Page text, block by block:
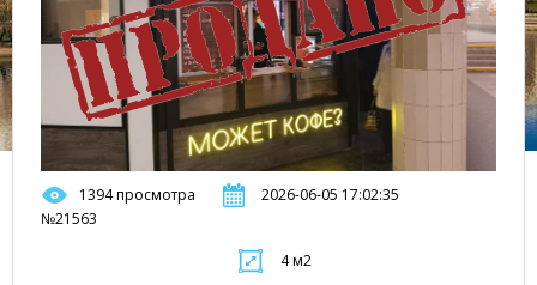
1394 просмотра
2026-06-05 17:02:35
№21563
4 м2